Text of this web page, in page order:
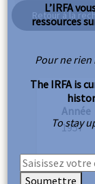
Retour à la
Année
1957
L’IRFA
ressources
Pour ne
The IRFA is
To stay
Soumettre